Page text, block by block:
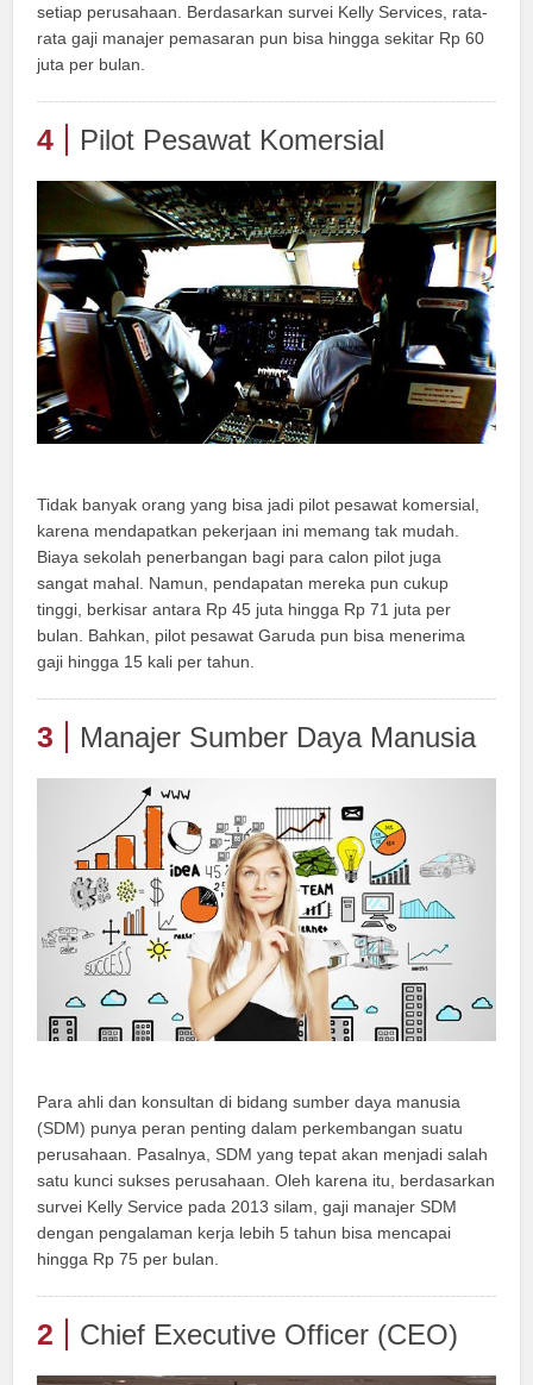
setiap perusahaan. Berdasarkan survei Kelly Services, rata-
rata gaji manajer pemasaran pun bisa hingga sekitar Rp 60
juta per bulan.
4 Pilot Pesawat Komersial
Tidak banyak orang yang bisa jadi pilot pesawat komersial,
karena mendapatkan pekerjaan ini memang tak mudah.
Biaya sekolah penerbangan bagi para calon pilot juga
sangat mahal. Namun, pendapatan mereka pun cukup
tinggi, berkisar antara Rp 45 juta hingga Rp 71 juta per
bulan. Bahkan, pilot pesawat Garuda pun bisa menerima
gaji hingga 15 kali per tahun.
3 Manajer Sumber Daya Manusia
Para ahli dan konsultan di bidang sumber daya manusia
(SDM) punya peran penting dalam perkembangan suatu
perusahaan. Pasalnya, SDM yang tepat akan menjadi salah
satu kunci sukses perusahaan. Oleh karena itu, berdasarkan
survei Kelly Service pada 2013 silam, gaji manajer SDM
dengan pengalaman kerja lebih 5 tahun bisa mencapai
hingga Rp 75 per bulan.
2 Chief Executive Officer (CEO)